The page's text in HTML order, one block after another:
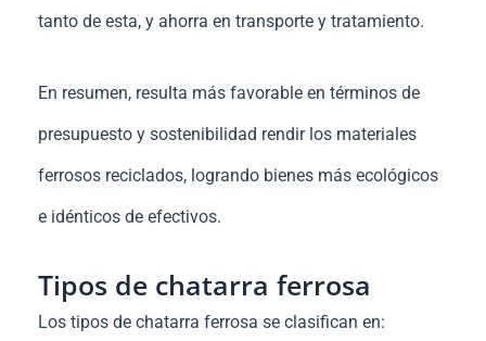
tanto de esta, y ahorra en transporte y tratamiento.
En resumen, resulta más favorable en términos de
presupuesto y sostenibilidad rendir los materiales
ferrosos reciclados, logrando bienes más ecológicos
e idénticos de efectivos.
Tipos de chatarra ferrosa
Los tipos de chatarra ferrosa se clasifican en: